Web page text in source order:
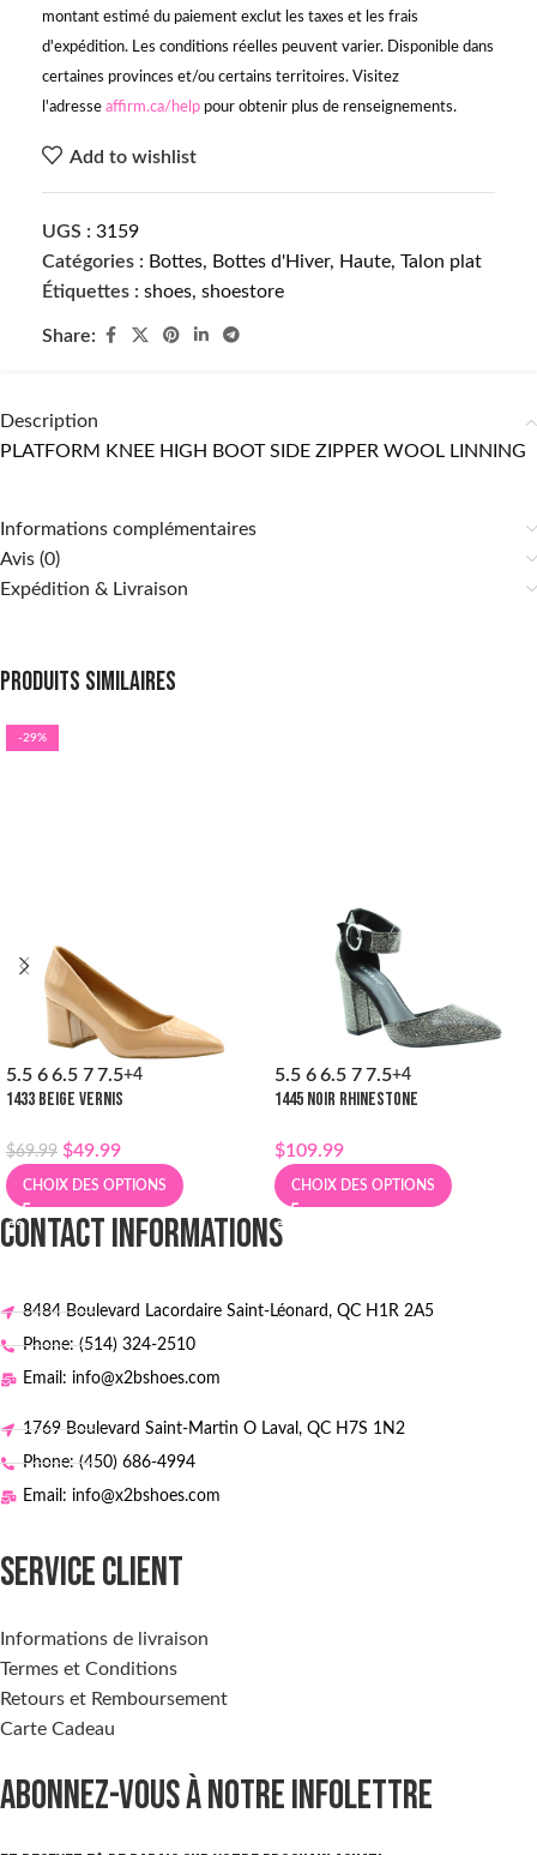
montant estimé du paiement exclut les taxes et les frais
d'expédition. Les conditions réelles peuvent varier. Disponible dans
certaines provinces et/ou certains territoires. Visitez
l'adresse affirm.ca/help pour obtenir plus de renseignements.
Add to wishlist
UGS : 3159
Catégories : Bottes, Bottes d'Hiver, Haute, Talon plat
Étiquettes : shoes, shoestore
Share:
Description
PLATFORM KNEE HIGH BOOT SIDE ZIPPER WOOL LINNING
Informations complémentaires
Avis (0)
Expédition & Livraison
Produits similaires
-29%
5.5 6 6.5 7 7.5+4
1433 BEIGE VERNIS
$69.99 $49.99
CHOIX DES OPTIONS
5.5 6 6.5 7 7.5+4
1445 NOIR RHINESTONE
$109.99
CHOIX DES OPTIONS
CONTACT INFORMATIONS
8484 Boulevard Lacordaire Saint-Léonard, QC H1R 2A5
Phone: (514) 324-2510
Email: info@x2bshoes.com
1769 Boulevard Saint-Martin O Laval, QC H7S 1N2
Phone: (450) 686-4994
Email: info@x2bshoes.com
SERVICE CLIENT
Informations de livraison
Termes et Conditions
Retours et Remboursement
Carte Cadeau
ABONNEZ-VOUS À NOTRE INFOLETTRE